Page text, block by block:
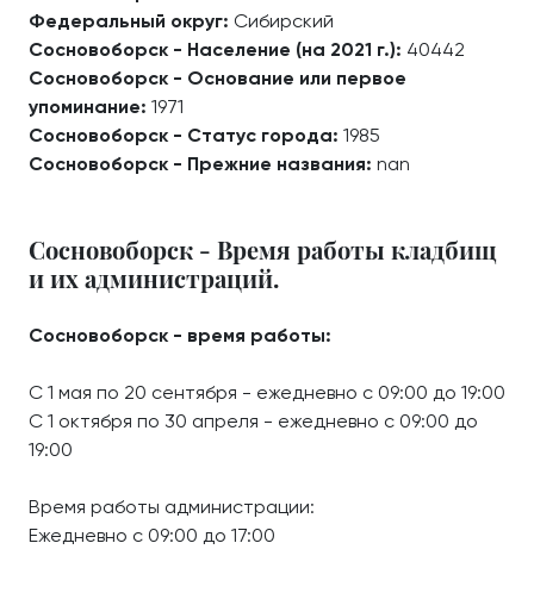
Федеральный округ: Сибирский
Сосновоборск - Население (на 2021 г.): 40442
Сосновоборск - Основание или первое
упоминание: 1971
Сосновоборск - Статус города: 1985
Сосновоборск - Прежние названия: nan
Сосновоборск - Время работы кладбищ
и их администраций.
Сосновоборск - время работы:
С 1 мая по 20 сентября - ежедневно с 09:00 до 19:00
С 1 октября по 30 апреля - ежедневно с 09:00 до
19:00
Время работы администрации:
Ежедневно с 09:00 до 17:00